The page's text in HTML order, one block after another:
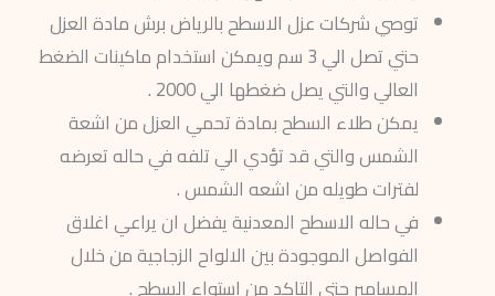
توصي شركات عزل الاسطح بالرياض برش مادة العزل
حتي تصل الي 3 سم ويمكن استخدام ماكينات الضغط
العالي والتي يصل ضغطها الي 2000 .
يمكن طلاء السطح بمادة تحمي العزل من اشعة
الشمس والتي قد تؤدي الي تلفه في حاله تعرضه
لفترات طويله من اشعه الشمس .
في حاله الاسطح المعدنية يفضل ان يراعي اغلاق
الفواصل الموجودة بين الالواح الزجاجية من خلال
المسامير حتي التاكد من استواء السطح .